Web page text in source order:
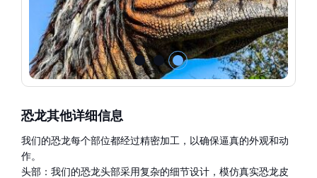
恐龙其他详细信息
我们的恐龙每个部位都经过精密加工，以确保逼真的外观和动
作。
头部：我们的恐龙头部采用复杂的细节设计，模仿真实恐龙皮